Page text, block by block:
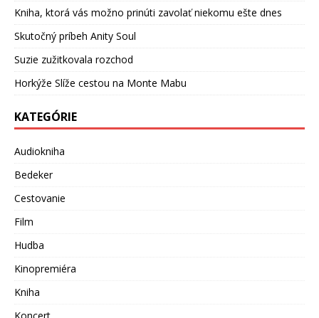
Kniha, ktorá vás možno prinúti zavolať niekomu ešte dnes
Skutočný príbeh Anity Soul
Suzie zužitkovala rozchod
Horkýže Slíže cestou na Monte Mabu
KATEGÓRIE
Audiokniha
Bedeker
Cestovanie
Film
Hudba
Kinopremiéra
Kniha
Koncert